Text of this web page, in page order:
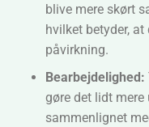
blive mere skørt
hvilket betyder,
påvirkning.
Bearbejdelighed:
gøre det lidt mere
sammenlignet